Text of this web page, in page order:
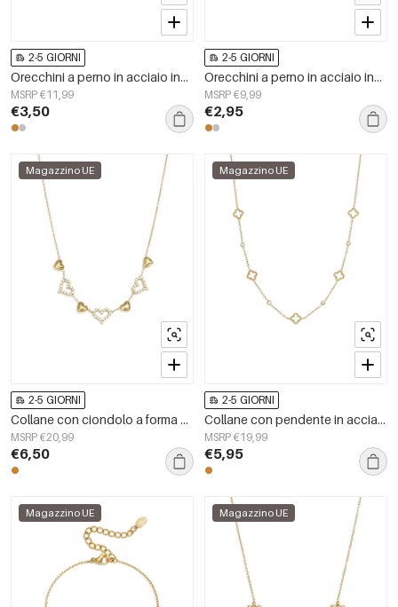
2-5 GIORNI
Orecchini a perno in acciaio inossidabile, forma irregolare, semplici, serie &quot;Semplici per tutti i giorni&quot;, gioielli da donna
MSRP €11,99
€3,50
2-5 GIORNI
Orecchini a perno in acciaio inossidabile con luna, semplici, della serie Daily Simple, gioielli da donna
MSRP €9,99
€2,95
Magazzino UE
2-5 GIORNI
Collane con ciondolo a forma di cuore in acciaio inossidabile, serie Simple Daily Simple, gioielli da donna
MSRP €20,99
€6,50
Magazzino UE
2-5 GIORNI
Collane con pendente in acciaio inossidabile, serie Clover Simple Daily Simple, gioielli da donna
MSRP €19,99
€5,95
Magazzino UE Magazzino UE